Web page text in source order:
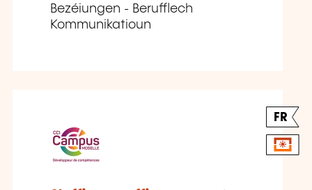
Bezéiungen - Berufflech
Kommunikatioun
FR